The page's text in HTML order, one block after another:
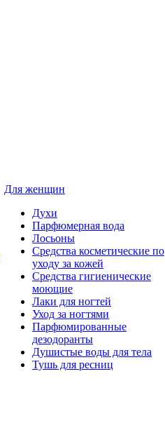
Для женщин
Духи
Парфюмерная вода
Лосьоны
Средства косметические по
уходу за кожей
Средства гигиенические
моющие
Лаки для ногтей
Уход за ногтями
Парфюмированные
дезодоранты
Душистые воды для тела
Тушь для ресниц